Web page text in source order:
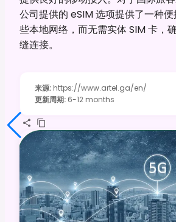
公司提供的 eSIM 选项提供了一种
些本地网络，而无需实体 SIM 卡，
缝连接。
来源: https://www.artel.ga/en/
更新周期: 6-12 months